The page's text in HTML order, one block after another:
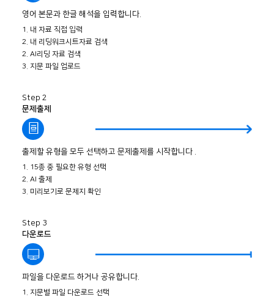
영어 본문과 한글 해석을 입력합니다.
1. 내 자료 직접 입력
2. 내 리딩워크시트자료 검색
2. AI리딩 자료 검색
3. 지문 파일 업로드
Step 2
문제출제
출제할 유형을 모두 선택하고 문제출제를 시작합니다 .
1. 15종 중 필요한 유형 선택
2. AI 출제
3. 미리보기로 문제지 확인
Step 3
다운로드
파일을 다운로드 하거나 공유합니다.
1. 지문별 파일 다운로드 선택